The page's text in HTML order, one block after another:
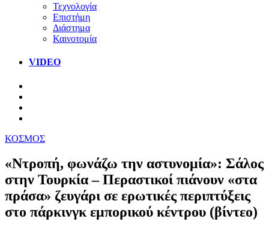
Τεχνολογία
Επιστήμη
Διάστημα
Καινοτομία
VIDEO
ΚΟΣΜΟΣ
«Ντροπή, φωνάζω την αστυνομία»: Σάλος
στην Τουρκία – Περαστικοί πιάνουν «στα
πράσα» ζευγάρι σε ερωτικές περιπτύξεις
στο πάρκινγκ εμπορικού κέντρου (βίντεο)